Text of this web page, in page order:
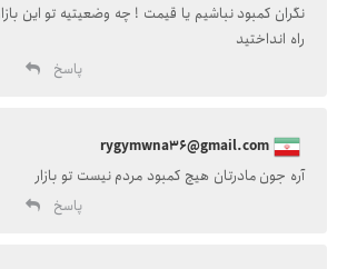
نگران کمبود نباشیم یا قیمت ! چه وضعیتیه تو این
راه انداختید
پاسخ
rygymwna36@gmail.com
آره جون مادرتان هیچ کمبود مردم نیست تو بازار
پاسخ